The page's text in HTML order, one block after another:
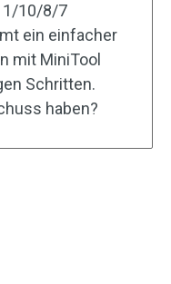
10/8/7
ein einfacher
mit MiniTool
Schritten.
haben?